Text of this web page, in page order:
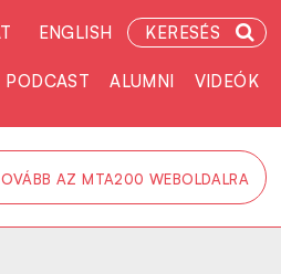
ENGLISH KERESÉS
PODCAST ALUMNI VIDEÓK
AZ MTA200 WEBOLDALRA